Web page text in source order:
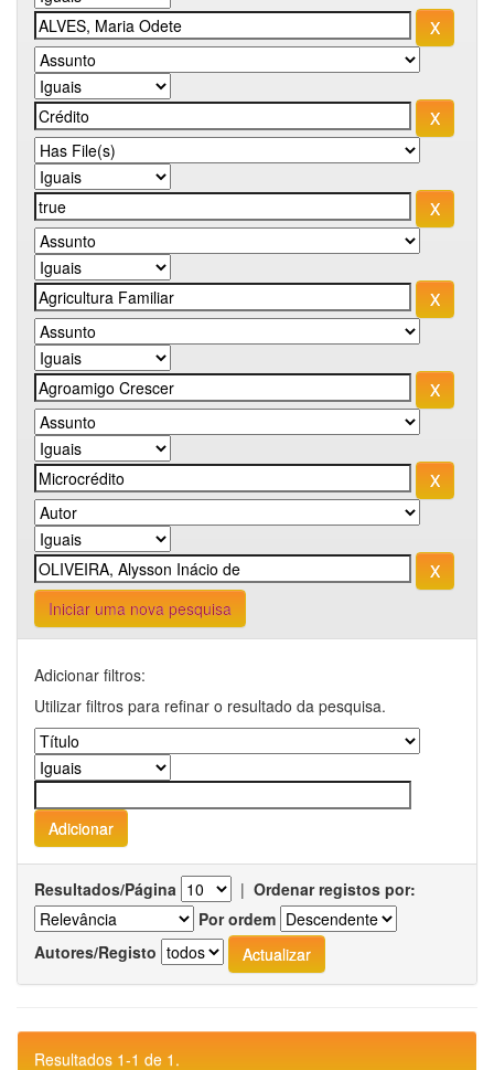
Iniciar uma nova pesquisa
Adicionar filtros:
Utilizar filtros para refinar o resultado da pesquisa.
Resultados/Página | Ordenar registos por:
Por ordem
Autores/Registo
Resultados 1-1 de 1.